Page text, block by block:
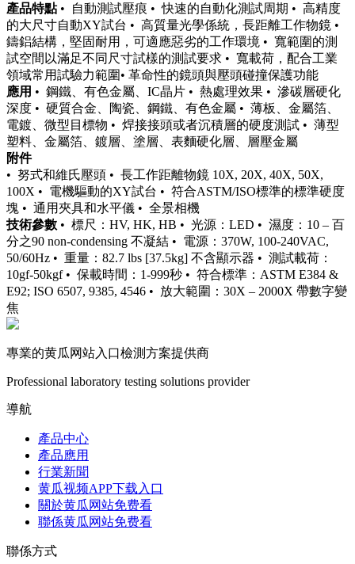
產品特點• 自動測試壓痕 • 快速的自動化測試周期 • 高精度
的大尺寸自動XY試台 • 高質量光學係統，長距離工作物鏡 •
鑄鋁結構，堅固耐用，可適應惡劣的工作環境 • 寬範圍的測
試空間以滿足不同尺寸試樣的測試要求 • 寬載荷，配合工業
領域常用試驗力範圍• 革命性的鏡頭與壓頭碰撞保護功能
應用 • 鋼鐵、有色金屬、IC晶片 • 熱處理效果 • 滲碳層硬化
深度 • 硬質合金、陶瓷、鋼鐵、有色金屬 • 薄板、金屬箔、
電鍍、微型目標物 • 焊接接頭或者沉積層的硬度測試 • 薄型
塑料、金屬箔、鍍層、塗層、表麵硬化層、層壓金屬
附件
• 努式和維氏壓頭 • 長工作距離物鏡 10X, 20X, 40X, 50X,
100X • 電機驅動的XY試台 • 符合ASTM/ISO標準的標準硬度
塊 • 通用夾具和水平儀 • 全景相機
技術參數 • 標尺：HV, HK, HB • 光源：LED • 濕度：10 – 百
分之90 non-condensing 不凝結 • 電源：370W, 100-240VAC,
50/60Hz • 重量：82.7 lbs [37.5kg] 不含顯示器 • 測試載荷：
10gf-50kgf • 保載時間：1-999秒 • 符合標準：ASTM E384 &
E92; ISO 6507, 9385, 4546 • 放大範圍：30X – 2000X 帶數字變
焦
專業的黄瓜网站入口檢測方案提供商
Professional laboratory testing solutions provider
導航
產品中心
產品應用
行業新聞
黄瓜视频APP下载入口
關於黄瓜网站免费看
聯係黄瓜网站免费看
聯係方式